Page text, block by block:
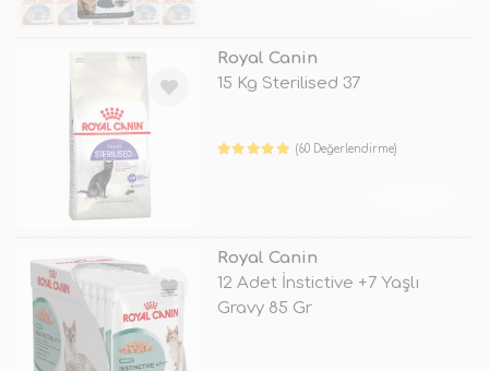
Royal Canin
15 Kg Sterilised 37
(60 Değerlendirme)
Royal Canin
12 Adet İnstictive +7 Yaşlı
Gravy 85 Gr